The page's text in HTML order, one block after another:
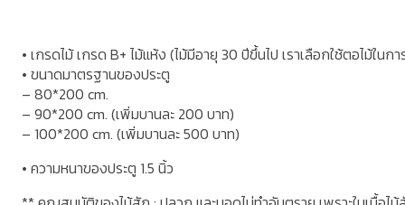
• เกรดไม้ เกรด B+ ไม้แห้ง (ไม้มีอายุ 30 ปีขึ้นไป เราเลือกใช้ตอไม้ในก
• ขนาดมาตรฐานของประตู
– 80*200 cm.
– 90*200 cm. (เพิ่มบานละ 200 บาท)
– 100*200 cm. (เพิ่มบานละ 500 บาท)
• ความหนาของประตู 1.5 นิ้ว